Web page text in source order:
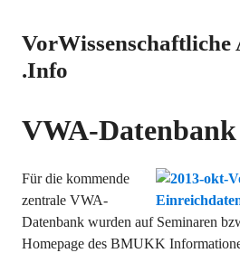
springen
VorWissenschaftliche
.Info
VWA-Datenbank
Für die kommende
zentrale VWA-
Datenbank wurden auf Seminaren
Homepage des BMUKK